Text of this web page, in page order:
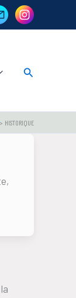
Rechercher
HISTORIQUE